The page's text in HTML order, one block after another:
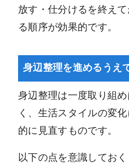
放す・仕分けるを終え
る順序が効果的です。
身辺整理を進めるうえ
身辺整理は一度取り組
く、生活スタイルの変
的に見直すものです。
以下の点を意識してお